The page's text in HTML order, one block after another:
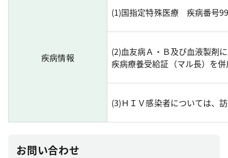
疾病情報
(1)国指定特殊医療 疾病番号
(2)血友病Ａ・Ｂ及び血液製剤
疾病療養受給証（マル長）を
(3)ＨＩＶ感染者については、
お問い合わせ